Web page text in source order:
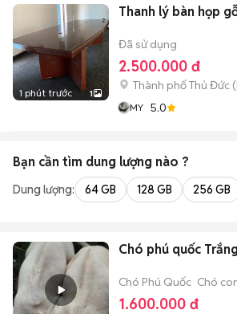
1 phút trước 1
Thanh lý bàn họp
Đã sử dụng
2.500.000 đ
Thành phố Thủ Đức (
MY 5.0
Bạn cần tìm dung lượng nào ?
Dung lượng: 64 GB 128 GB 256 GB
Chó phú quốc
Chó Phú Quốc Chó
1.600.000 đ